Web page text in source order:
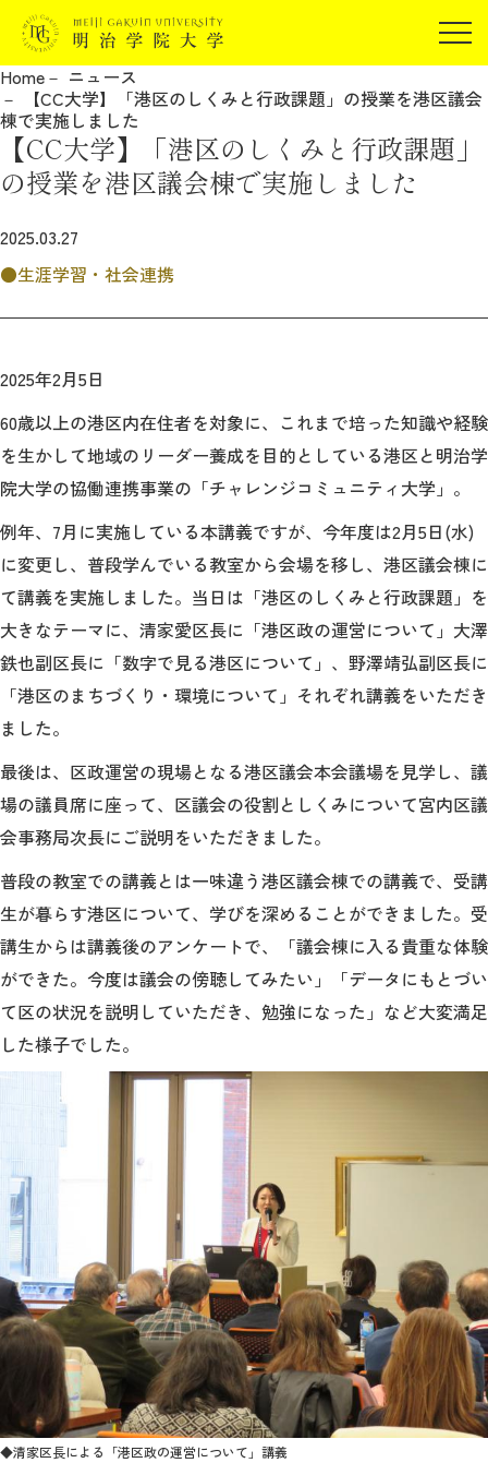
在学生の方
保証人の方
企業・研究者の方
JP EN
受験生の方
明治学院大学について
教育
研究
学生生活
留学・国際交流
キャリア
生涯学習・社会連携
入試情報サイト
2026年9月入学者向け 新入生サイト
MGグッズ オンラインショップ
（外部サイト）
アクセス
キャンパス
案内
入試情報
お問合わせ 取材・撮影 資料請求
Home
ニュース
【CC大学】「港区のしくみと行政課題」の授業を港区議会
棟で実施しました
【CC大学】「港区のしくみと行政課題」
の授業を港区議会棟で実施しました
2025.03.27
生涯学習・社会連携
2025年2月5日
60歳以上の港区内在住者を対象に、これまで培った知識や経験
を生かして地域のリーダー養成を目的としている港区と明治学
院大学の協働連携事業の「チャレンジコミュニティ大学」。
例年、7月に実施している本講義ですが、今年度は2月5日(水)
に変更し、普段学んでいる教室から会場を移し、港区議会棟に
て講義を実施しました。当日は「港区のしくみと行政課題」を
大きなテーマに、清家愛区長に「港区政の運営について」大澤
鉄也副区長に「数字で見る港区について」、野澤靖弘副区長に
「港区のまちづくり・環境について」それぞれ講義をいただき
ました。
最後は、区政運営の現場となる港区議会本会議場を見学し、議
場の議員席に座って、区議会の役割としくみについて宮内区議
会事務局次長にご説明をいただきました。
普段の教室での講義とは一味違う港区議会棟での講義で、受講
生が暮らす港区について、学びを深めることができました。受
講生からは講義後のアンケートで、「議会棟に入る貴重な体験
ができた。今度は議会の傍聴してみたい」「データにもとづい
て区の状況を説明していただき、勉強になった」など大変満足
した様子でした。
◆清家区長による「港区政の運営について」講義